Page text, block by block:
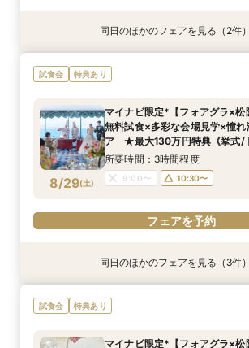
特典あり
8/28(金)
【しっかりお見積り比較×何で
イダル相談会 ★豪華特典付（
所要時間：2時間30分程度
11:00〜
13:00〜
15:00〜
特典あり
8/28(金)
【最短1ヶ月の準備OK☆】少人
談フェア（10名/57万円～）
11:00〜 15:00〜
フェアを予約
同日のほかのフェアを見る（2件）
試食会 特典あり
8/29(土)
マイナビ限定*【フォアグラ×松
無料試食×多彩な会場見学×憧れ
ア ★最大130万円特典《挙式/
所要時間：3時間程度
9:00〜 10:30〜
フェアを予約
特典あり
【ホテル最上階の絶景オーシャ
ル＆会場見学/スイーツ試食/憧
特典あり
【しっかりお見積り比較×何で
イダル相談会 ★豪華特典付（
特典あり
【最短1ヶ月の準備OK☆】少人
談フェア（10名/57万円～）
同日のほかのフェアを見る（3件）
試食会 特典あり
マイナビ限定*【フォアグラ×松